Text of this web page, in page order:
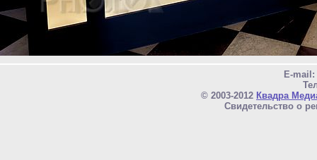
E-mail:
© 2003-2012 Квадра
Свидетельство о